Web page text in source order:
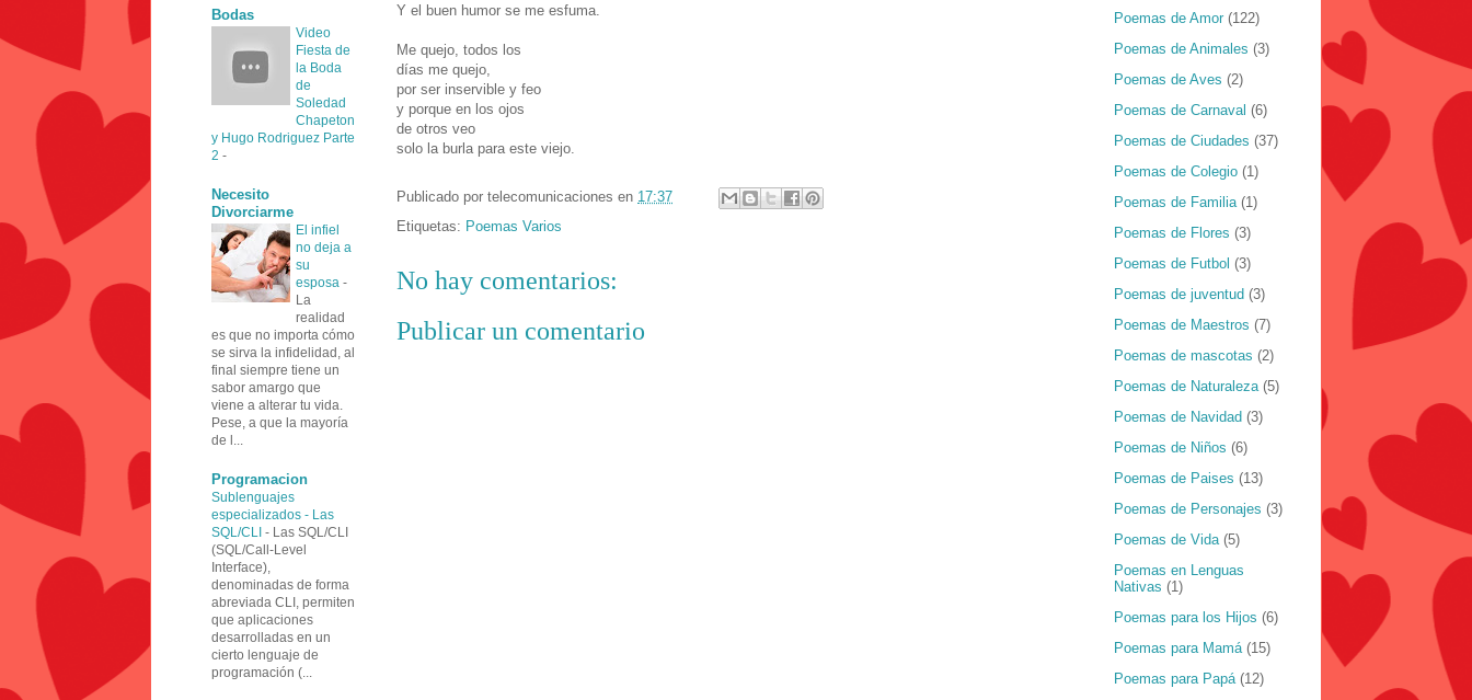
Y el buen humor se me esfuma.
Me quejo, todos los
días me quejo,
por ser inservible y feo
y porque en los ojos
de otros veo
solo la burla para este viejo.
Publicado por telecomunicaciones en 17:37
Etiquetas: Poemas Varios
No hay comentarios:
Publicar un comentario
Bodas
Video
Fiesta de
la Boda
de
Soledad
Chapeton
y Hugo Rodriguez Parte
2 -
Necesito
Divorciarme
El infiel
no deja a
su
esposa -
La
realidad
es que no importa cómo
se sirva la infidelidad, al
final siempre tiene un
sabor amargo que
viene a alterar tu vida.
Pese, a que la mayoría
de l...
Programacion
Sublenguajes
especializados - Las
SQL/CLI - Las SQL/CLI
(SQL/Call-Level
Interface),
denominadas de forma
abreviada CLI, permiten
que aplicaciones
desarrolladas en un
cierto lenguaje de
programación (...
Poemas de Amor (122)
Poemas de Animales (3)
Poemas de Aves (2)
Poemas de Carnaval (6)
Poemas de Ciudades (37)
Poemas de Colegio (1)
Poemas de Familia (1)
Poemas de Flores (3)
Poemas de Futbol (3)
Poemas de juventud (3)
Poemas de Maestros (7)
Poemas de mascotas (2)
Poemas de Naturaleza (5)
Poemas de Navidad (3)
Poemas de Niños (6)
Poemas de Paises (13)
Poemas de Personajes (3)
Poemas de Vida (5)
Poemas en Lenguas
Nativas (1)
Poemas para los Hijos (6)
Poemas para Mamá (15)
Poemas para Papá (12)